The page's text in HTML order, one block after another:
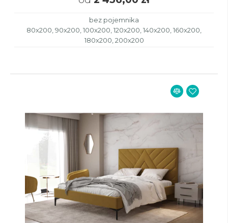
bez pojemnika
80x200, 90x200, 100x200, 120x200, 140x200, 160x200,
180x200, 200x200